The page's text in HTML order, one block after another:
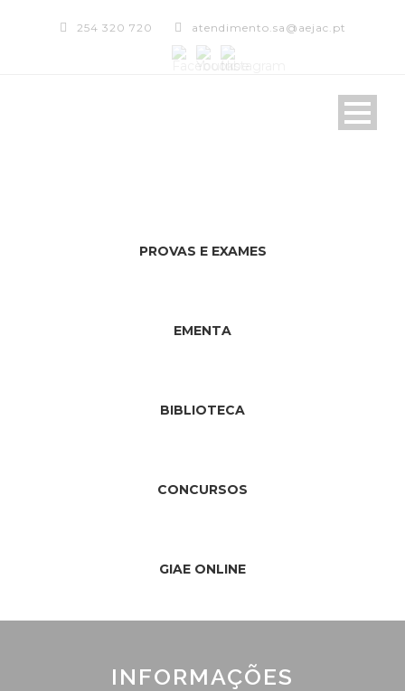
254 320 720 atendimento.sa@aejac.pt
PROVAS E EXAMES
EMENTA
BIBLIOTECA
CONCURSOS
GIAE ONLINE
INFORMAÇÕES